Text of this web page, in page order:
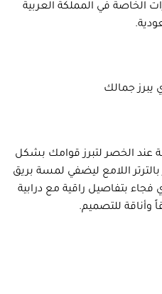
الخاصة في المملكة العربية
يبرز جمالك
الخصر لتبرز قوامك بشكل
اللامع ليضفي لمسة بريق
فجاء بتفاصيل راقية مع درابية
وأناقة للتصميم.